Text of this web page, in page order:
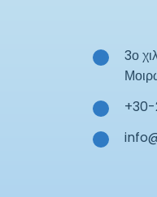
3ο